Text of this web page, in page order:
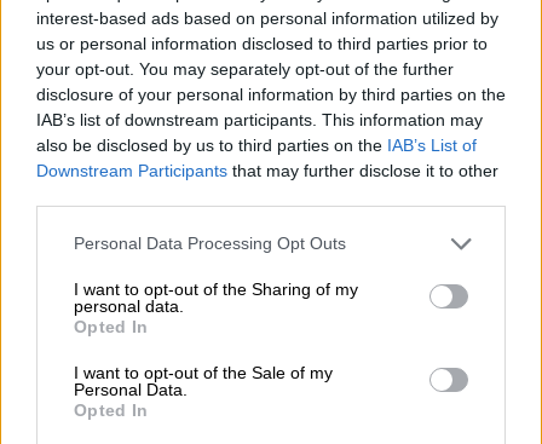
interest-based ads based on personal information utilized by
us or personal information disclosed to third parties prior to
your opt-out. You may separately opt-out of the further
disclosure of your personal information by third parties on the
IAB’s list of downstream participants. This information may
also be disclosed by us to third parties on the IAB’s List of
Downstream Participants that may further disclose it to other
Personal Data Processing Opt Outs
I want to opt-out of the Sharing of my
personal data.
Opted In
I want to opt-out of the Sale of my
Personal Data.
Opted In
20.12.2025
Internationaal Pils | Meergranenbier